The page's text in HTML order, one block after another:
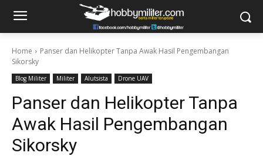
Home
Panser dan Helikopter Tanpa Awak Hasil Pengembangan
Sikorsky
Blog Militer Militer Alutsista Drone UAV
Panser dan Helikopter Tanpa
Awak Hasil Pengembangan
Sikorsky